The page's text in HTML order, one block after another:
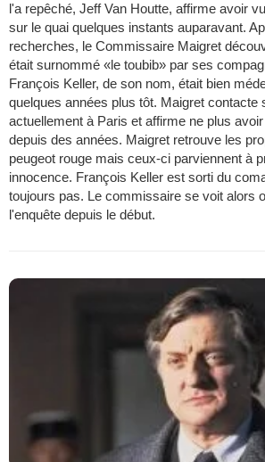
l'a repêché, Jeff Van Houtte, affirme avoir
sur le quai quelques instants auparavant.
recherches, le Commissaire Maigret
était surnommé «le toubib» par ses
François Keller, de son nom, était bien
quelques années plus tôt. Maigret contacte
actuellement à Paris et affirme ne plus
depuis des années. Maigret retrouve les
peugeot rouge mais ceux-ci parviennent à
innocence. François Keller est sorti du
toujours pas. Le commissaire se voit alors
l'enquête depuis le début.